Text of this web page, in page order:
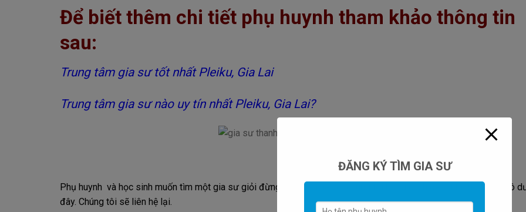
Để biết thêm chi tiết phụ huynh tham khảo thông tin
sau:
Trung tâm gia sư tốt nhất Pleiku, Gia Lai
Trung tâm gia sư nào uy tín nhất Pleiku, Gia Lai?
Phụ huynh và học sinh muốn tìm một gia sư giỏi đừng ngại liên hệ với chúng tôi bằng cách để lại thông tin vào ô
đây. Chúng tôi sẽ liên hệ lại.
ĐĂNG KÝ TÌM GIA SƯ